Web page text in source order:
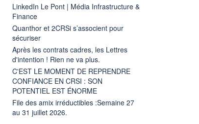
LinkedIn Le Pont | Média Infrastructure &
Finance
Quanthor et 2CRSi s’associent pour
sécuriser
Après les contrats cadres, les Lettres
d'intention ! Rien ne va plus.
C'EST LE MOMENT DE REPRENDRE
CONFIANCE EN CRSI : SON
POTENTIEL EST ÉNORME
File des amix irréductibles :Semaine 27
au 31 juillet 2026.